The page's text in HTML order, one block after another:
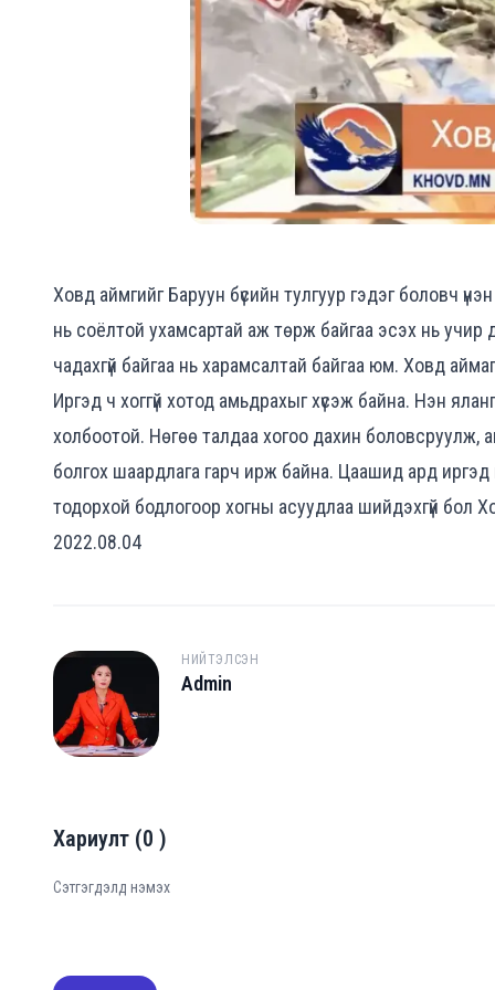
Ховд аймгийг Баруун бүсийн тулгуур гэдэг боловч
нь соёлтой ухамсартай аж төрж байгаа эсэх нь
чадахгүй байгаа нь харамсалтай байгаа юм. Ховд
Иргэд ч хоггүй хотод амьдрахыг хүсэж байна. Нэн
холбоотой. Нөгөө талдаа хогоо дахин боловсруулж,
болгох шаардлага гарч ирж байна. Цаашид ард
тодорхой бодлогоор хогны асуудлаа шийдэхгүй бол
2022.08.04
A
НИЙТЭЛСЭН
Admin
Хариулт (0 )